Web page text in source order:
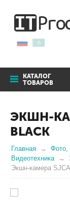
КАТАЛОГ
ТОВАРОВ
ЭКШН-
BLACK
Главная
Фото,
Видеотехника
Экшн-камера